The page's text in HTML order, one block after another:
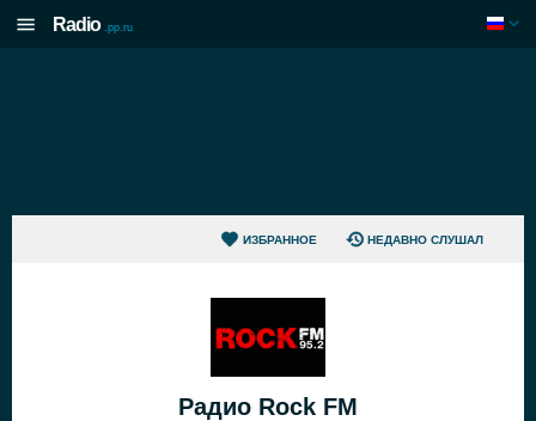
Radio .pp.ru
ИЗБРАННОЕ НЕДАВНО СЛУШАЛ
Радио Rock FM